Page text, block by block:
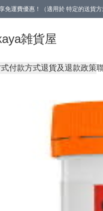
免運費優惠！（適用於 特定的送貨方
雑貨屋
付款方式退貨及退款政策